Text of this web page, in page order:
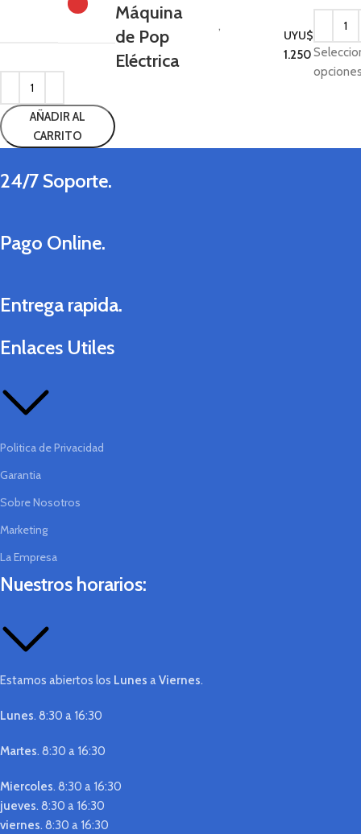
AÑADIR AL
CARRITO
Máquina
de Pop
Eléctrica
,
UYU$
1.250
24/7 Soporte.
Pago Online.
Entrega rapida.
Enlaces Utiles
Politica de Privacidad
Garantia
Sobre Nosotros
Marketing
La Empresa
Nuestros horarios:
Estamos abiertos los Lunes aViernes.
Lunes. 8:30 a 16:30
Martes. 8:30 a 16:30
Miercoles. 8:30 a 16:30
jueves. 8:30 a 16:30
viernes. 8:30 a 16:30